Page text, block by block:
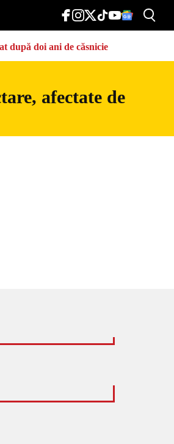
după doi ani de căsnicie
afectate de